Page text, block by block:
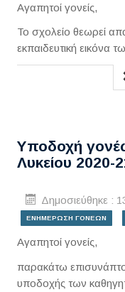
Αγαπητοί γονείς,
Το σχολείο θεωρεί
εκπαιδευτική εικόνα
Υποδοχή
Λυκείου 2020-
Δημοσιεύθηκε :
ΕΝΗΜΕΡΩΣΗ ΓΟΝΕΩΝ
Αγαπητοί γονείς,
παρακάτω
υποδοχής των